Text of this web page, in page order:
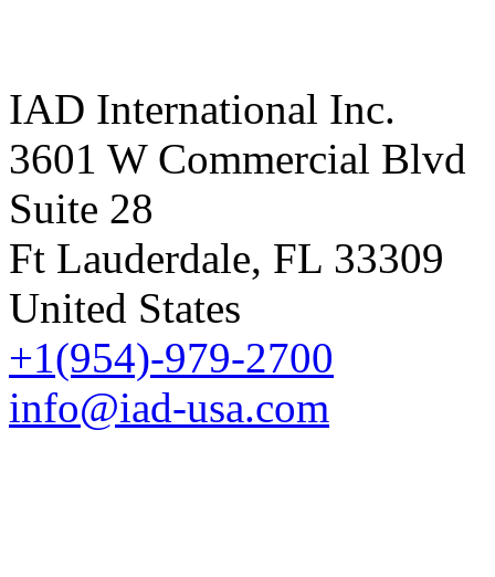
IAD International Inc.
3601 W Commercial Blvd
Suite 28
Ft Lauderdale, FL 33309
United States
+1(954)-979-2700
info@iad-usa.com